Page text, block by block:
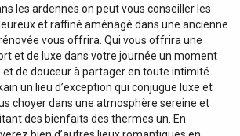
les ardennes on peut vous conseiller les
et raffiné aménagé dans une ancienne
vous offrira. Qui vous offrira une
et de luxe dans votre journée un moment
de douceur à partager en toute intimité
un lieu d’exception qui conjugue luxe et
choyer dans une atmosphère sereine et
des bienfaits des thermes un. En